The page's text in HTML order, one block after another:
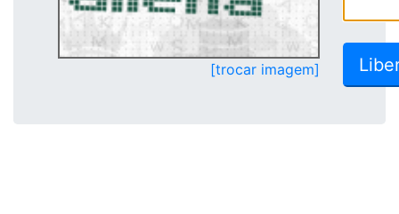
[trocar imagem]